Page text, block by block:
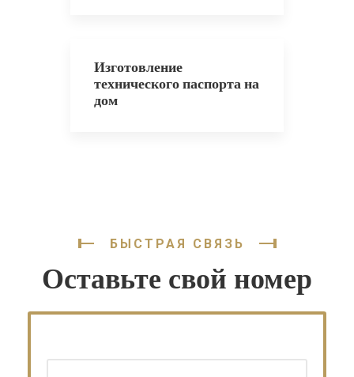
Изготовление
технического паспорта на
дом
БЫСТРАЯ СВЯЗЬ
Оставьте свой номер